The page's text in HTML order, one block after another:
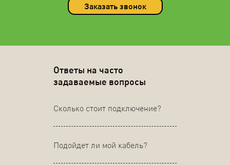
Заказать звонок
Ответы на часто
задаваемые вопросы
Сколько стоит подключение?
Подойдет ли мой кабель?